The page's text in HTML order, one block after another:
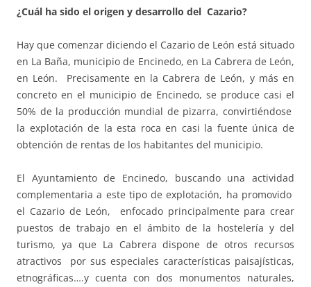
¿Cuál ha sido el origen y desarrollo del Cazario?
Hay que comenzar diciendo el Cazario de León está situado
en La Baña, municipio de Encinedo, en La Cabrera de León,
en León. Precisamente en la Cabrera de León, y más en
concreto en el municipio de Encinedo, se produce casi el
50% de la producción mundial de pizarra, convirtiéndose
la explotación de la esta roca en casi la fuente única de
obtención de rentas de los habitantes del municipio.
El Ayuntamiento de Encinedo, buscando una actividad
complementaria a este tipo de explotación, ha promovido
el Cazario de León, enfocado principalmente para crear
puestos de trabajo en el ámbito de la hostelería y del
turismo, ya que La Cabrera dispone de otros recursos
atractivos por sus especiales características paisajísticas,
etnográficas….y cuenta con dos monumentos naturales,